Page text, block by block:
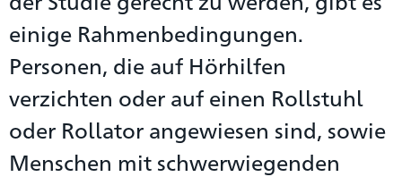
einige Rahmenbedingungen.
Personen, die auf Hörhilfen
verzichten oder auf einen Rollstuhl
oder Rollator angewiesen sind, sowie
Menschen mit schwerwiegenden